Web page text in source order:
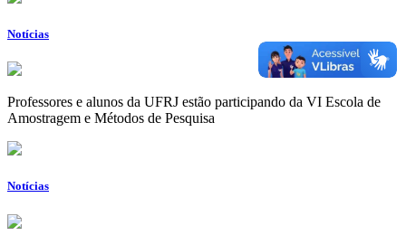
Notícias
Professores e alunos da UFRJ estão participando da VI Escola de
Amostragem e Métodos de Pesquisa
Notícias